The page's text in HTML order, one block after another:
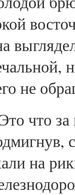
не
что за
на